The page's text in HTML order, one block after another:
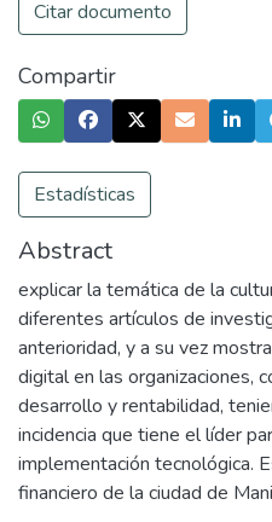
Citar documento
Compartir
Estadísticas
Abstract
explicar la temática de la
diferentes artículos de
anterioridad, y a su vez
digital en las organizaciones,
desarrollo y rentabilidad,
incidencia que tiene el líder
implementación tecnológica.
financiero de la ciudad de